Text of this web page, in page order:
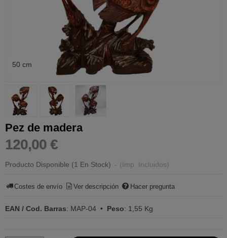
50 cm
Pez de madera
120,00 €
Producto Disponible (1 En Stock) - (Imp. Incluidos)
Costes de envío Ver descripción Hacer pregunta
EAN / Cod. Barras: MAP-04 • Peso: 1,55 Kg